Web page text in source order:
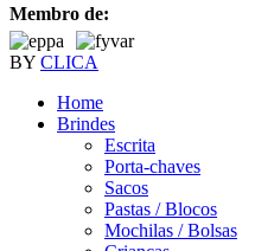
Membro de:
BY CLICA
Home
Brindes
Escrita
Porta-chaves
Sacos
Pastas / Blocos
Mochilas / Bolsas